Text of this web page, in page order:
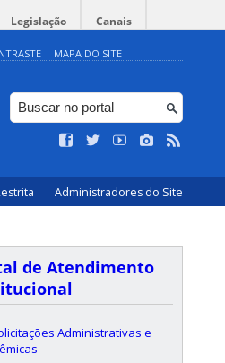
Legislação Canais
MAPA DO SITE
Administradores do Site
de Atendimento
Administrativas e